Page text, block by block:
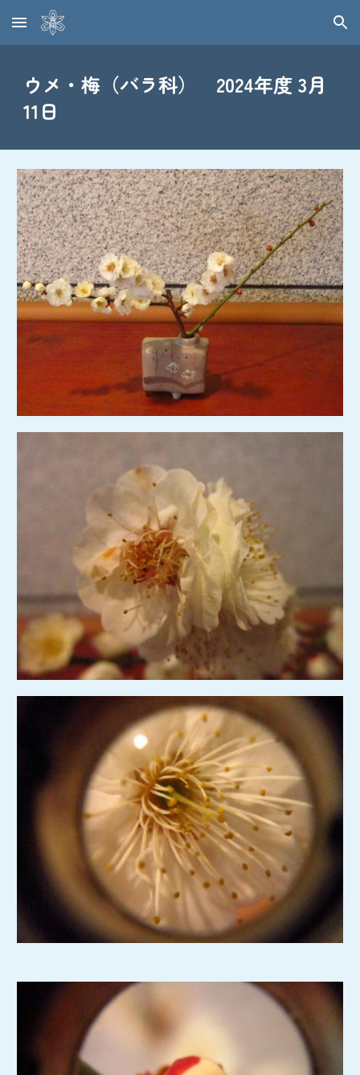
Skip to main content Skip to navigation
ウメ・梅（バラ科） 2024年度 3月
11日